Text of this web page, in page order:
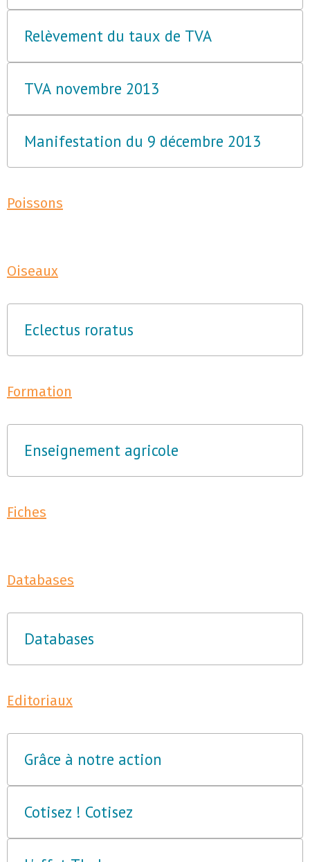
Relèvement du taux de TVA
TVA novembre 2013
Manifestation du 9 décembre 2013
Poissons
Oiseaux
Eclectus roratus
Formation
Enseignement agricole
Fiches
Databases
Databases
Editoriaux
Grâce à notre action
Cotisez ! Cotisez